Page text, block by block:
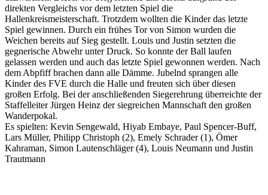
direkten Vergleichs vor dem letzten Spiel die
Hallenkreismeisterschaft. Trotzdem wollten die Kinder das letzte
Spiel gewinnen. Durch ein frühes Tor von Simon wurden die
Weichen bereits auf Sieg gestellt. Louis und Justin setzten die
gegnerische Abwehr unter Druck. So konnte der Ball laufen
gelassen werden und auch das letzte Spiel gewonnen werden. Nach
dem Abpfiff brachen dann alle Dämme. Jubelnd sprangen alle
Kinder des FVE durch die Halle und freuten sich über diesen
großen Erfolg. Bei der anschließenden Siegerehrung überreichte der
Staffelleiter Jürgen Heinz der siegreichen Mannschaft den großen
Wanderpokal.
Es spielten: Kevin Sengewald, Hiyab Embaye, Paul Spencer-Buff,
Lars Müller, Philipp Christoph (2), Emely Schrader (1), Ömer
Kahraman, Simon Lautenschläger (4), Louis Neumann und Justin
Trautmann